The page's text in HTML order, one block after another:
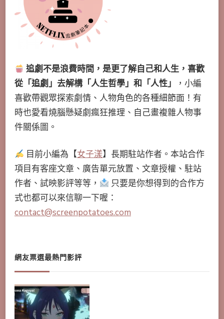
追劇不是浪費時間，是更了解自己和人生，喜歡
從「追劇」去解構「人生哲學」和「人性」
，小編
喜歡帶觀眾探索劇情、人物角色的各種細節面！有
時也愛看燒腦懸疑劇瘋狂推理、自己畫複雜人物事
件關係圖。
目前小編為【女子漾】長期駐站作者。本站合作
項目有客座文章、廣告單元放置、文章授權、駐站
作者、試映影評等等，
只要是你想得到的合作方
式也都可以來信聊一下喔：
contact@screenpotatoes.com
網友票選最熱門影評